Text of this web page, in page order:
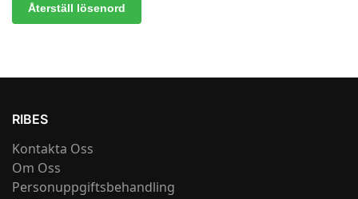
Återställ lösenord
RIBES
Kontakta Oss
Om Oss
Personuppgiftsbehandling